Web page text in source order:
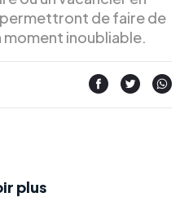
de faire de
inoubliable.
plus